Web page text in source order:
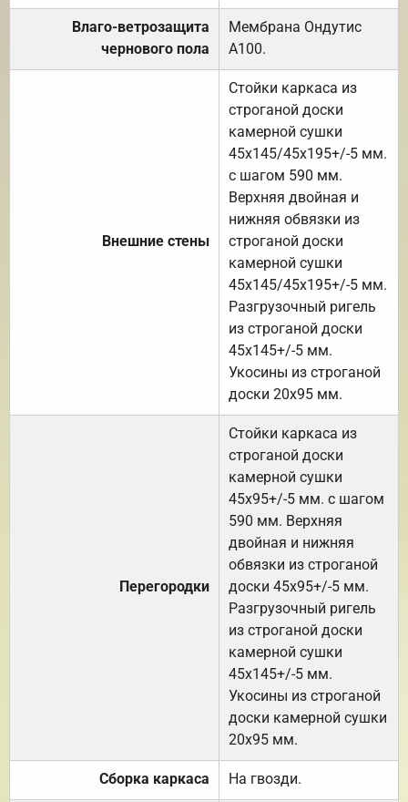
Влаго-ветрозащита
чернового пола
Мембрана Ондутис
А100.
Внешние стены
Стойки каркаса из
строганой доски
камерной сушки
45х145/45х195+/-5 мм.
с шагом 590 мм.
Верхняя двойная и
нижняя обвязки из
строганой доски
камерной сушки
45х145/45х195+/-5 мм.
Разгрузочный ригель
из строганой доски
45х145+/-5 мм.
Укосины из строганой
доски 20х95 мм.
Перегородки
Стойки каркаса из
строганой доски
камерной сушки
45х95+/-5 мм. с шагом
590 мм. Верхняя
двойная и нижняя
обвязки из строганой
доски 45х95+/-5 мм.
Разгрузочный ригель
из строганой доски
камерной сушки
45х145+/-5 мм.
Укосины из строганой
доски камерной сушки
20х95 мм.
Сборка каркаса На гвозди.